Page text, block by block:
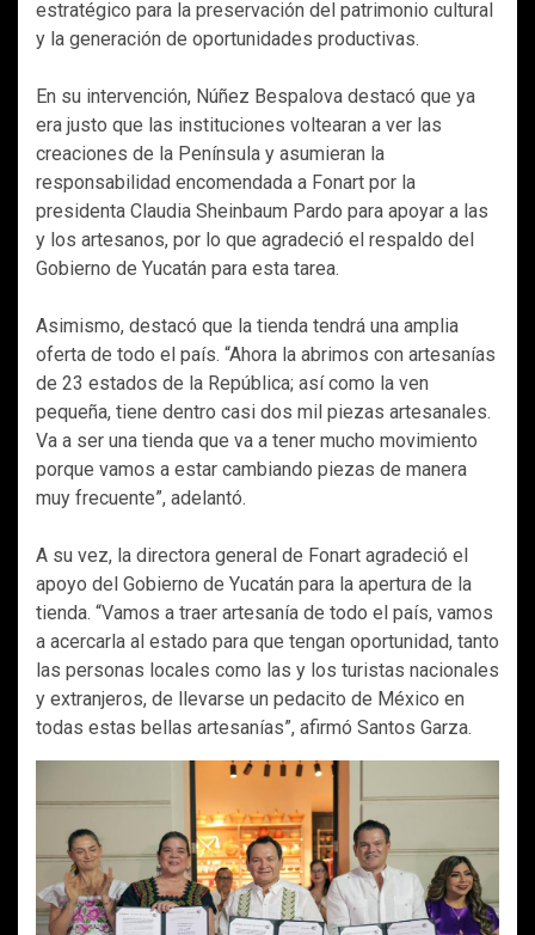
estratégico para la preservación del patrimonio cultural
y la generación de oportunidades productivas.
En su intervención, Núñez Bespalova destacó que ya
era justo que las instituciones voltearan a ver las
creaciones de la Península y asumieran la
responsabilidad encomendada a Fonart por la
presidenta Claudia Sheinbaum Pardo para apoyar a las
y los artesanos, por lo que agradeció el respaldo del
Gobierno de Yucatán para esta tarea.
Asimismo, destacó que la tienda tendrá una amplia
oferta de todo el país. “Ahora la abrimos con artesanías
de 23 estados de la República; así como la ven
pequeña, tiene dentro casi dos mil piezas artesanales.
Va a ser una tienda que va a tener mucho movimiento
porque vamos a estar cambiando piezas de manera
muy frecuente”, adelantó.
A su vez, la directora general de Fonart agradeció el
apoyo del Gobierno de Yucatán para la apertura de la
tienda. “Vamos a traer artesanía de todo el país, vamos
a acercarla al estado para que tengan oportunidad, tanto
las personas locales como las y los turistas nacionales
y extranjeros, de llevarse un pedacito de México en
todas estas bellas artesanías”, afirmó Santos Garza.